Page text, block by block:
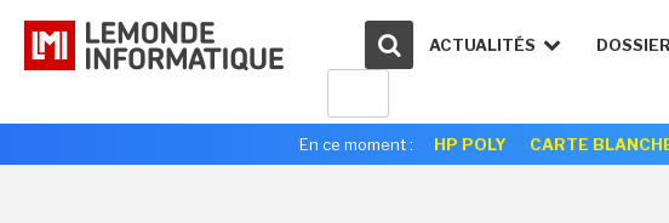
ACTUALITÉS
En ce moment : HP POLY CARTE